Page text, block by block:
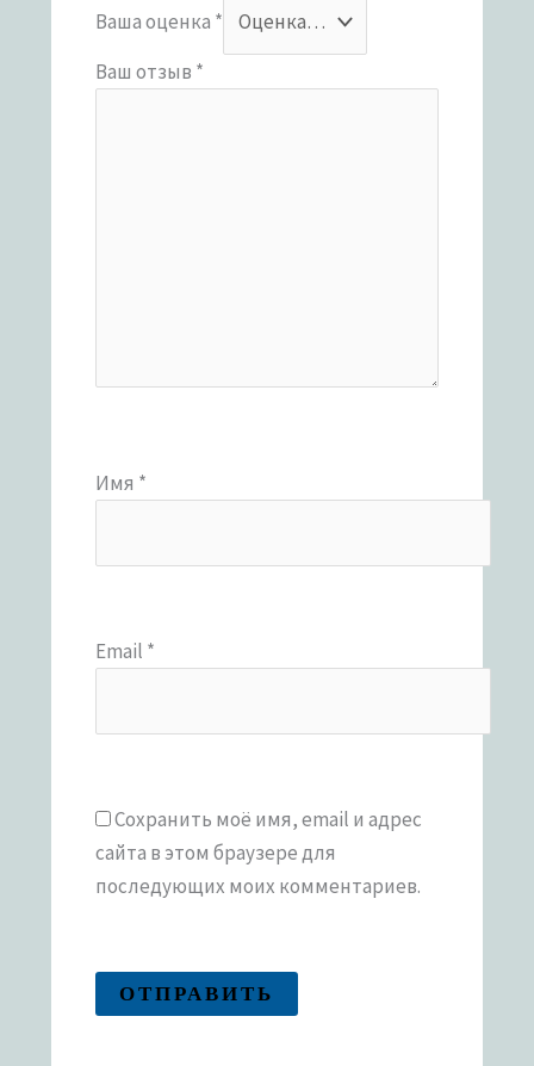
Ваша оценка *
Ваш отзыв *
Имя *
Email *
Сохранить моё имя, email и адрес
сайта в этом браузере для
последующих моих комментариев.